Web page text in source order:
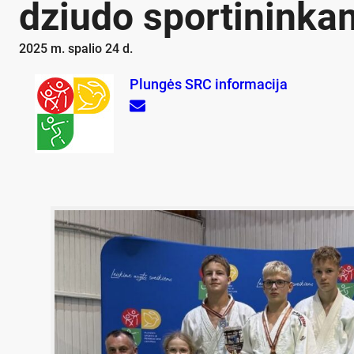
dziudo
2025 m. spalio 24 d.
Plungės SRC informacija